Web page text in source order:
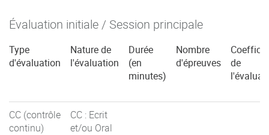
Évaluation initiale / Session principale
Type
d'évaluation
Nature de
l'évaluation
Durée
(en
minutes)
Nombre
d'épreuves
de
CC (contrôle
continu)
CC : Ecrit
et/ou Oral